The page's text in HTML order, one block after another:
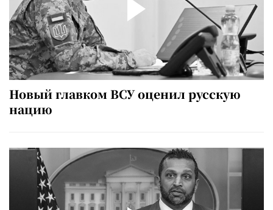
Новый главком ВСУ оценил русскую
нацию